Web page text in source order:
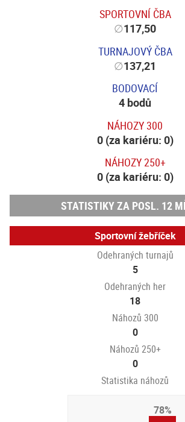
SPORTOVNÍ ČBA
∅117,50
TURNAJOVÝ ČBA
∅137,21
BODOVACÍ
4 bodů
NÁHOZY 300
0 (za kariéru: 0)
NÁHOZY 250+
0 (za kariéru: 0)
STATISTIKY ZA POSL. 12
Sportovní žebříček
Odehraných turnajů
5
Odehraných her
18
Náhozů 300
0
Náhozů 250+
0
Statistika náhozů
78%